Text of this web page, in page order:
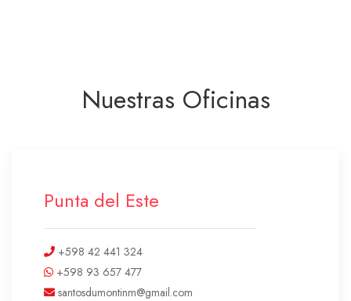
Nuestras Oficinas
Punta del Este
+598 42 441 324
+598 93 657 477
santosdumontinm@gmail.com